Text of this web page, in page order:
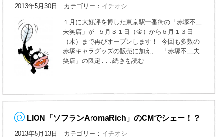
2013年5月30日 カテゴリー： イチオシ
１月に大好評を博した東京駅一番街の「赤塚不二
夫笑店」が ５月３１日（金）から６月１３日
（木）まで再びオープンします！ 今回も多数の
赤塚キャラグッズの販売に加え、 「赤塚不二夫
笑店」の限定 ...続きを読む
LION「ソフランAromaRich」のCMでシェー！？
2013年5月13日 カテゴリー： イチオシ